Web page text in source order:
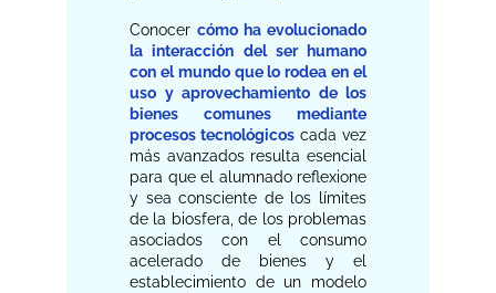
Conocer cómo ha evolucionado
la interacción del ser humano
con el mundo que lo rodea en el
uso y aprovechamiento de los
bienes comunes mediante
procesos tecnológicos cada vez
más avanzados resulta esencial
para que el alumnado reflexione
y sea consciente de los límites
de la biosfera, de los problemas
asociados con el consumo
acelerado de bienes y el
establecimiento de un modelo